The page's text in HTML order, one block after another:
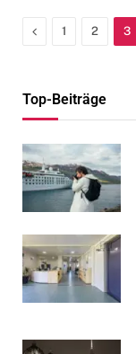
Previous
1 2 3
Top-Beiträge